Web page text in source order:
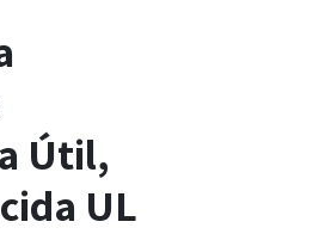
Útil,
UL